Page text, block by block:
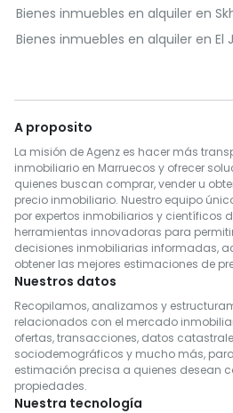
Bienes inmuebles en alquiler en
Bienes inmuebles en alquiler en El
Bienes inmuebles en alquiler en
Bienes inmuebles en alquiler en Al
Bienes inmuebles en alquiler en
Bienes inmuebles en alquiler en
Bienes inmuebles en alquiler en
Bienes inmuebles en alquiler en
Bienes inmuebles en alquiler en
Bienes inmuebles en alquiler en
Bienes inmuebles en alquiler en
Bienes inmuebles en alquiler en
Bienes inmuebles en alquiler en
Bienes inmuebles en alquiler en
A proposito
La misión de Agenz es hacer más
inmobiliario en Marruecos y ofrecer
quienes buscan comprar, vender u
precio inmobiliario. Nuestro equipo
por expertos inmobiliarios y científicos
herramientas innovadoras para
decisiones inmobiliarias informadas,
obtener las mejores estimaciones de
Nuestros datos
Recopilamos, analizamos y
relacionados con el mercado
ofertas, transacciones, datos
sociodemográficos y mucho más,
estimación precisa a quienes desean
propiedades.
Nuestra tecnología